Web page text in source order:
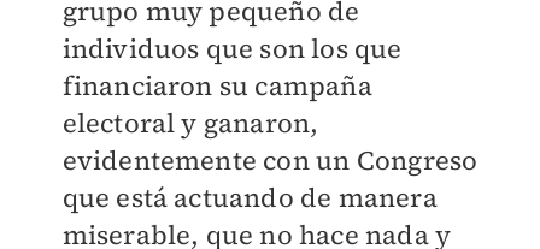
grupo muy pequeño de
individuos que son los que
financiaron su campaña
electoral y ganaron,
evidentemente con un Congreso
que está actuando de manera
miserable, que no hace nada y